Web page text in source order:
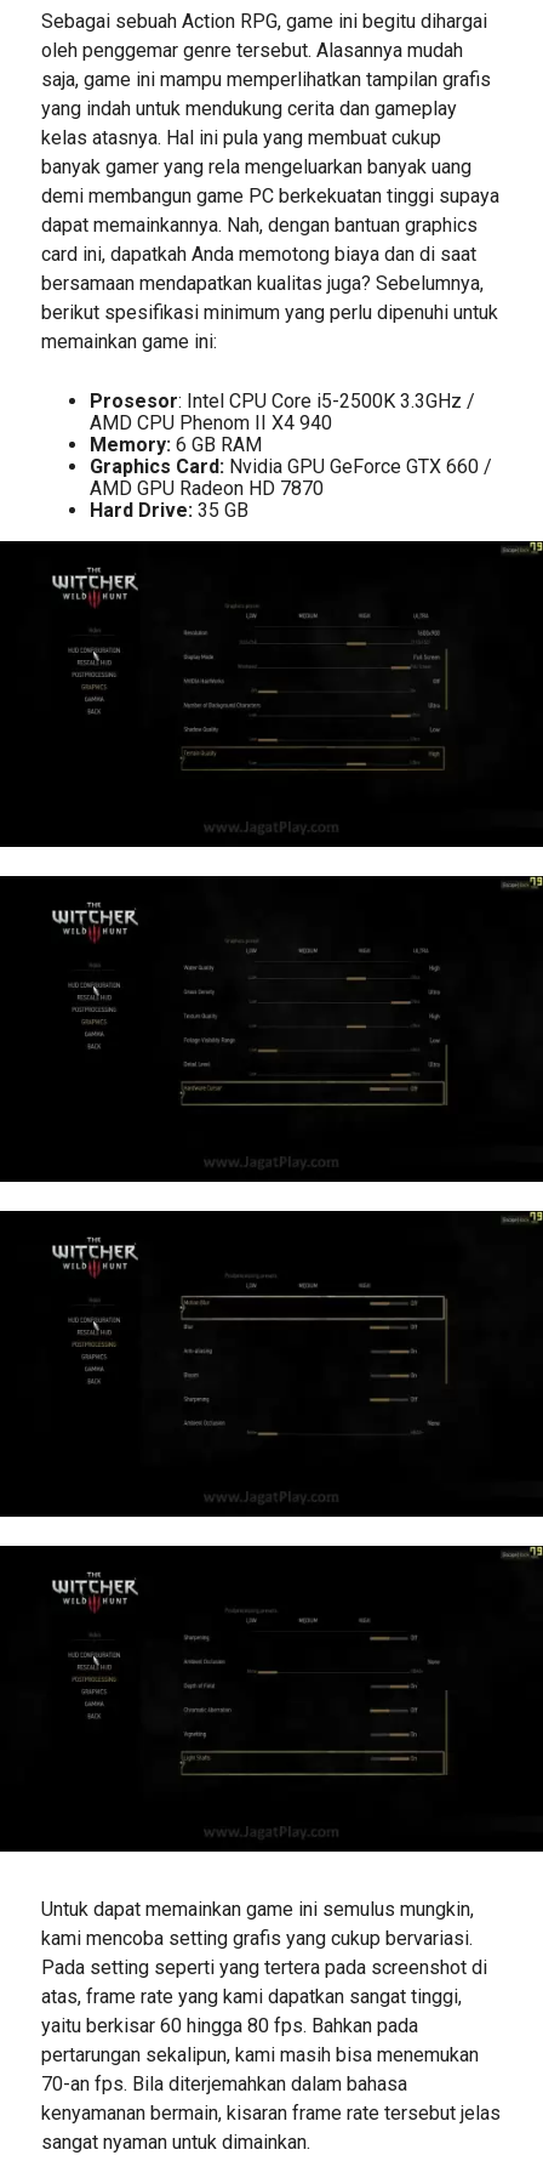
Sebagai sebuah Action RPG, game ini begitu dihargai
oleh penggemar genre tersebut. Alasannya mudah
saja, game ini mampu memperlihatkan tampilan grafis
yang indah untuk mendukung cerita dan gameplay
kelas atasnya. Hal ini pula yang membuat cukup
banyak gamer yang rela mengeluarkan banyak uang
demi membangun game PC berkekuatan tinggi supaya
dapat memainkannya. Nah, dengan bantuan graphics
card ini, dapatkah Anda memotong biaya dan di saat
bersamaan mendapatkan kualitas juga? Sebelumnya,
berikut spesifikasi minimum yang perlu dipenuhi untuk
memainkan game ini:
Prosesor: Intel CPU Core i5-2500K 3.3GHz /
AMD CPU Phenom II X4 940
Memory:6 GB RAM
Graphics Card:Nvidia GPU GeForce GTX 660 /
AMD GPU Radeon HD 7870
Hard Drive:35 GB
Untuk dapat memainkan game ini semulus mungkin,
kami mencoba setting grafis yang cukup bervariasi.
Pada setting seperti yang tertera pada screenshot di
atas, frame rate yang kami dapatkan sangat tinggi,
yaitu berkisar 60 hingga 80 fps. Bahkan pada
pertarungan sekalipun, kami masih bisa menemukan
70-an fps. Bila diterjemahkan dalam bahasa
kenyamanan bermain, kisaran frame rate tersebut jelas
sangat nyaman untuk dimainkan.